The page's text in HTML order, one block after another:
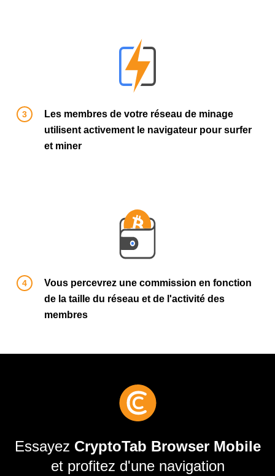
Les membres de votre réseau de minage
utilisent activement le navigateur pour surfer
et miner
Vous percevrez une commission en fonction
de la taille du réseau et de l'activité des
membres
Essayez CryptoTab Browser Mobile
et profitez d'une navigation